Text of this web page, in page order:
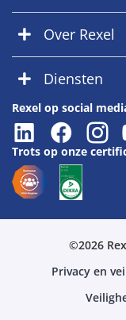
Over Rexel
Diensten
Rexel op social
Trots op onze
©2026
Privacy en